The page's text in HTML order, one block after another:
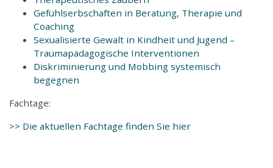
Gefühlserbschaften in Beratung, Therapie und
Coaching
Sexualisierte Gewalt in Kindheit und Jugend –
Traumapädagogische Interventionen
Diskriminierung und Mobbing systemisch
begegnen
Fachtage:
>> Die aktuellen Fachtage finden Sie hier